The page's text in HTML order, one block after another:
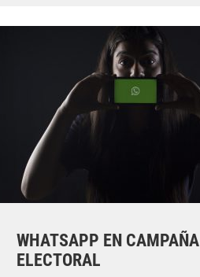
WHATSAPP EN CAMPAÑA
ELECTORAL